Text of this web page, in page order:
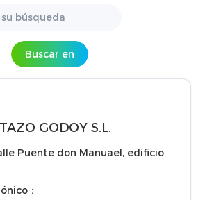
Buscar en
GODOY S.L.
Puente don Manuael, edificio
：